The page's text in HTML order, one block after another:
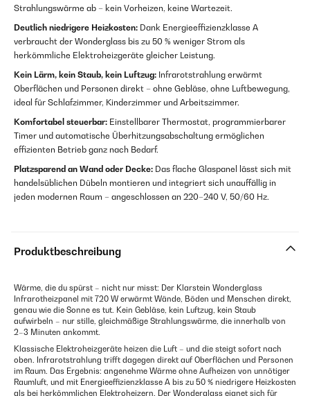
Strahlungswärme ab – kein Vorheizen, keine Wartezeit.
Deutlich niedrigere Heizkosten: Dank Energieeffizienzklasse A
verbraucht der Wonderglass bis zu 50 % weniger Strom als
herkömmliche Elektroheizgeräte gleicher Leistung.
Kein Lärm, kein Staub, kein Luftzug: Infrarotstrahlung erwärmt
Oberflächen und Personen direkt – ohne Gebläse, ohne Luftbewegung,
ideal für Schlafzimmer, Kinderzimmer und Arbeitszimmer.
Komfortabel steuerbar: Einstellbarer Thermostat, programmierbarer
Timer und automatische Überhitzungsabschaltung ermöglichen
effizienten Betrieb ganz nach Bedarf.
Platzsparend an Wand oder Decke: Das flache Glaspanel lässt sich mit
handelsüblichen Dübeln montieren und integriert sich unauffällig in
jeden modernen Raum – angeschlossen an 220–240 V, 50/60 Hz.
Produktbeschreibung
Wärme, die du spürst – nicht nur misst: Der Klarstein Wonderglass
Infrarotheizpanel mit 720 W erwärmt Wände, Böden und Menschen direkt,
genau wie die Sonne es tut. Kein Gebläse, kein Luftzug, kein Staub
aufwirbeln – nur stille, gleichmäßige Strahlungswärme, die innerhalb von
2–3 Minuten ankommt.
Klassische Elektroheizgeräte heizen die Luft – und die steigt sofort nach
oben. Infrarotstrahlung trifft dagegen direkt auf Oberflächen und Personen
im Raum. Das Ergebnis: angenehme Wärme ohne Aufheizen von unnötiger
Raumluft, und mit Energieeffizienzklasse A bis zu 50 % niedrigere Heizkosten
als bei herkömmlichen Elektroheizern. Der Wonderglass eignet sich für